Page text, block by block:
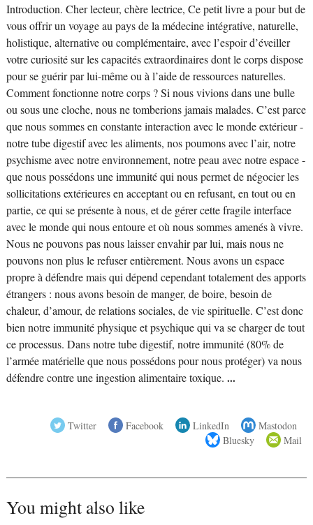
Introduction. Cher lecteur, chère lectrice, Ce petit livre a pour but de
vous offrir un voyage au pays de la médecine intégrative, naturelle,
holistique, alternative ou complémentaire, avec l’espoir d’éveiller
votre curiosité sur les capacités extraordinaires dont le corps dispose
pour se guérir par lui-même ou à l’aide de ressources naturelles.
Comment fonctionne notre corps ? Si nous vivions dans une bulle
ou sous une cloche, nous ne tomberions jamais malades. C’est parce
que nous sommes en constante interaction avec le monde extérieur -
notre tube digestif avec les aliments, nos poumons avec l’air, notre
psychisme avec notre environnement, notre peau avec notre espace -
que nous possédons une immunité qui nous permet de négocier les
sollicitations extérieures en acceptant ou en refusant, en tout ou en
partie, ce qui se présente à nous, et de gérer cette fragile interface
avec le monde qui nous entoure et où nous sommes amenés à vivre.
Nous ne pouvons pas nous laisser envahir par lui, mais nous ne
pouvons non plus le refuser entièrement. Nous avons un espace
propre à défendre mais qui dépend cependant totalement des apports
étrangers : nous avons besoin de manger, de boire, besoin de
chaleur, d’amour, de relations sociales, de vie spirituelle. C’est donc
bien notre immunité physique et psychique qui va se charger de tout
ce processus. Dans notre tube digestif, notre immunité (80% de
l’armée matérielle que nous possédons pour nous protéger) va nous
défendre contre une ingestion alimentaire toxique. ...
Twitter Facebook LinkedIn
Mastodon
Bluesky
Mail
You might also like